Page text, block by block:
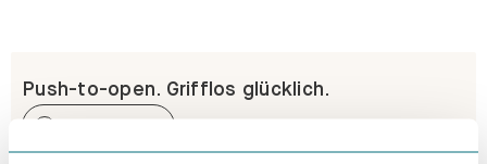
Push-to-open. Grifflos glücklich.